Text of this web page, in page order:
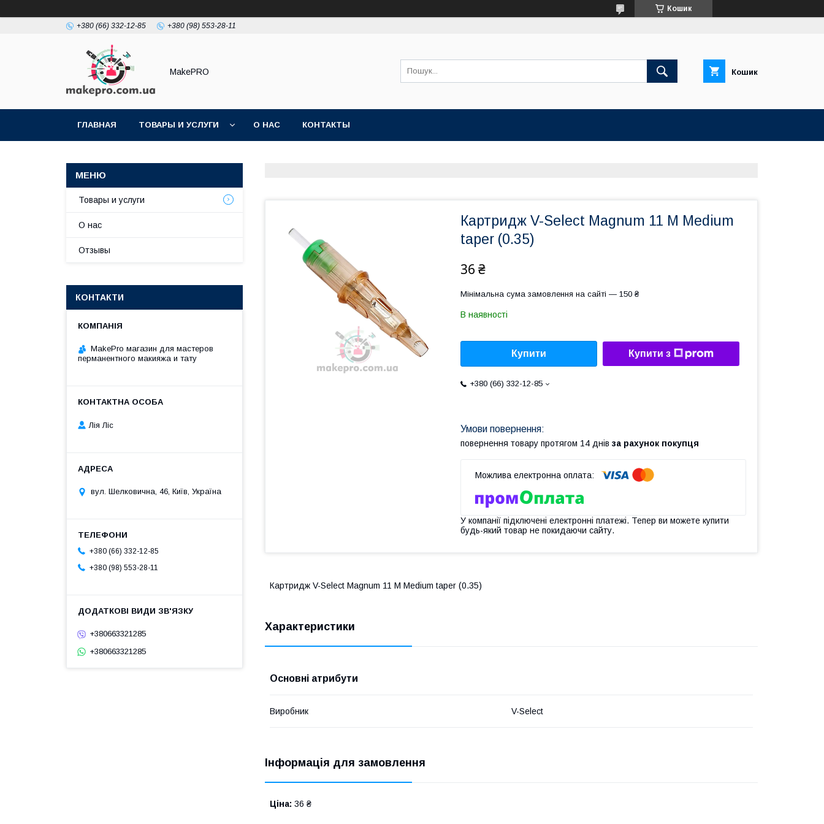
Кошик
+380 (66) 332-12-85 +380 (98) 553-28-11
MakePRO Кошик
ГЛАВНАЯ ТОВАРЫ И УСЛУГИ О НАС КОНТАКТЫ
Картридж V-Select Magnum 11 M Medium
taper (0.35)
36 ₴
Мінімальна сума замовлення на сайті — 150 ₴
В наявності
Купити Купити з
+380 (66) 332-12-85
повернення товару протягом 14 днів за рахунок покупця
У компанії підключені електронні платежі. Тепер ви можете купити
будь-який товар не покидаючи сайту.
Картридж V-Select Magnum 11 M Medium taper (0.35)
Характеристики
Основні атрибути
Виробник V-Select
Інформація для замовлення
Ціна: 36 ₴
Товары и услуги
О нас
Отзывы
КОНТАКТИ
MakePro магазин для мастеров
перманентного макияжа и тату
Лія Ліс
вул. Шелковична, 46, Київ, Україна
+380 (66) 332-12-85
+380 (98) 553-28-11
+380663321285
+380663321285